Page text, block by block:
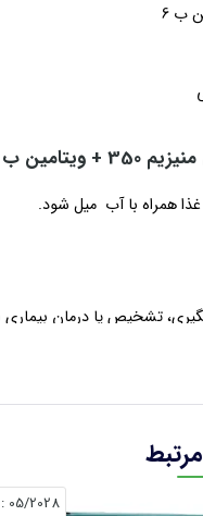
ب 6
لایف :
همراه با آب میل شود.
تشخیص یا درمان
05/2028
: Exp